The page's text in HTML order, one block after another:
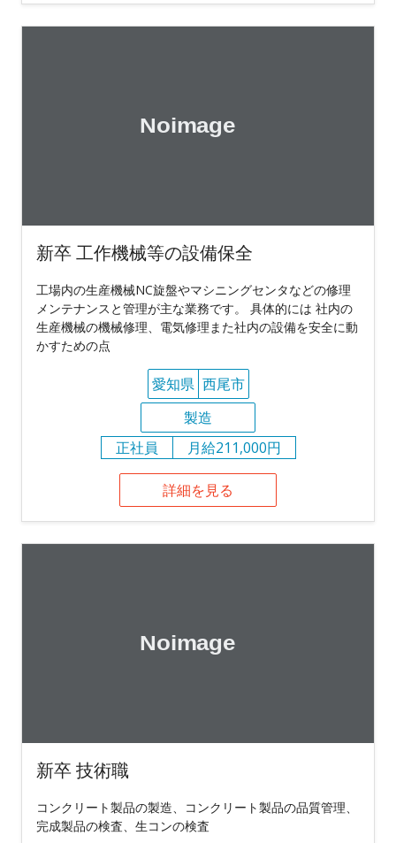
新卒 工作機械等の設備保全
工場内の生産機械NC旋盤やマシニングセンタなどの修理
メンテナンスと管理が主な業務です。 具体的には 社内の
生産機械の機械修理、電気修理また社内の設備を安全に動
かすための点
愛知県 西尾市
製造
正社員
月給211,000円
詳細を見る
新卒 技術職
コンクリート製品の製造、コンクリート製品の品質管理、
完成製品の検査、生コンの検査